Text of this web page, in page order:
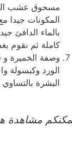
مسحوق عشب
بالماء الدافئ
كاملة ثم نقوم
وصفة الخميرة و
الورد وكبسولة
البشرة بالتساوي لمدة 10 دقائق وبعد ذلك نقوم بغسل
مشاهدة